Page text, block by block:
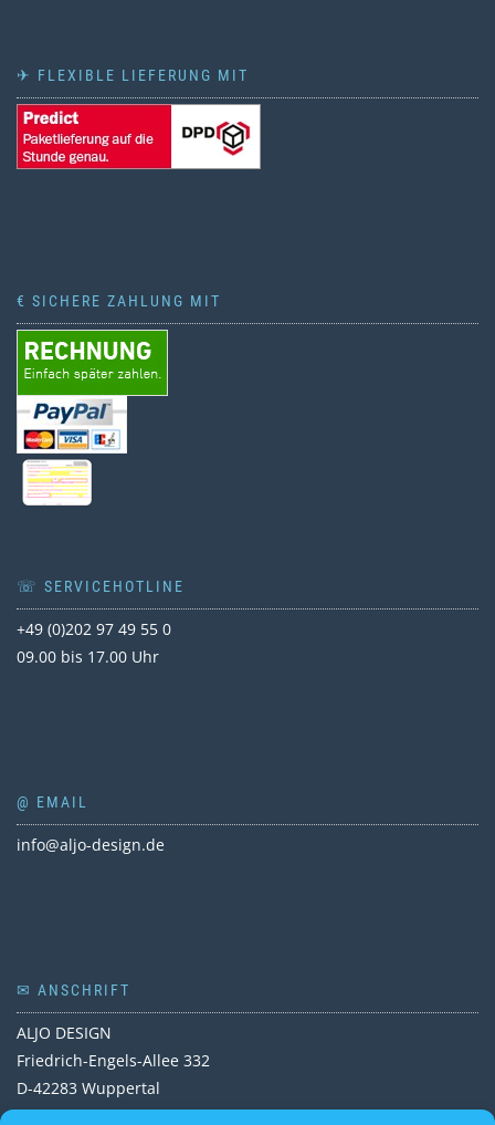
✈ FLEXIBLE LIEFERUNG MIT
€ SICHERE ZAHLUNG MIT
☏ SERVICEHOTLINE
+49 (0)202 97 49 55 0
09.00 bis 17.00 Uhr
@ EMAIL
info@aljo-design.de
✉ ANSCHRIFT
ALJO DESIGN
Friedrich-Engels-Allee 332
D-42283 Wuppertal
Deutschland